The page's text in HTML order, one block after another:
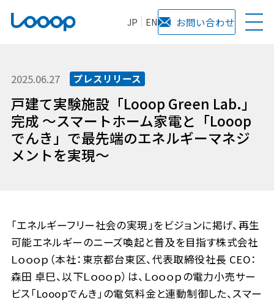
JP EN お問い合わせ
2025.06.27 プレスリリース
戸建て実験施設「Looop Green Lab.」
完成 ～スマートホーム家電と「Looop
でんき」で最先端のエネルギーマネジ
メントを実現～
「エネルギーフリー社会の実現」をビジョンに掲げ、再生
可能エネルギーのニーズ喚起と普及を目指す株式会社
Ｌｏｏｏｐ（本社：東京都台東区、代表取締役社長 CEO：
森田 卓巳、以下Ｌｏｏｏｐ）は、Ｌｏｏｏｐの電力小売サー
ビス「Looopでんき」の電気料金と連動制御した、スマー